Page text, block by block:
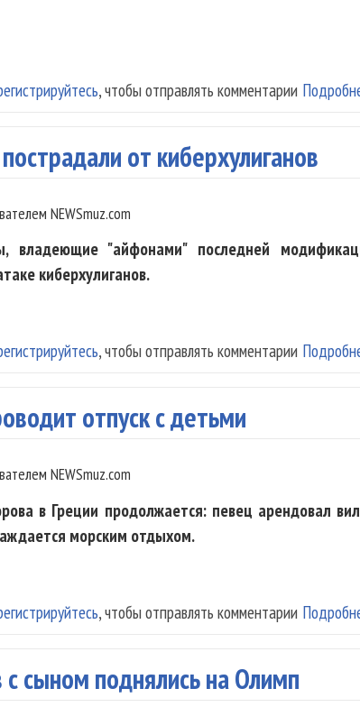
, чтобы отправлять комментарии
от киберхулиганов
NEWSmuz.com
владеющие "айфонами" последней
киберхулиганов.
, чтобы отправлять комментарии
отпуск с детьми
NEWSmuz.com
в Греции продолжается: певец арендовал
морским отдыхом.
, чтобы отправлять комментарии
сыном поднялись на Олимп